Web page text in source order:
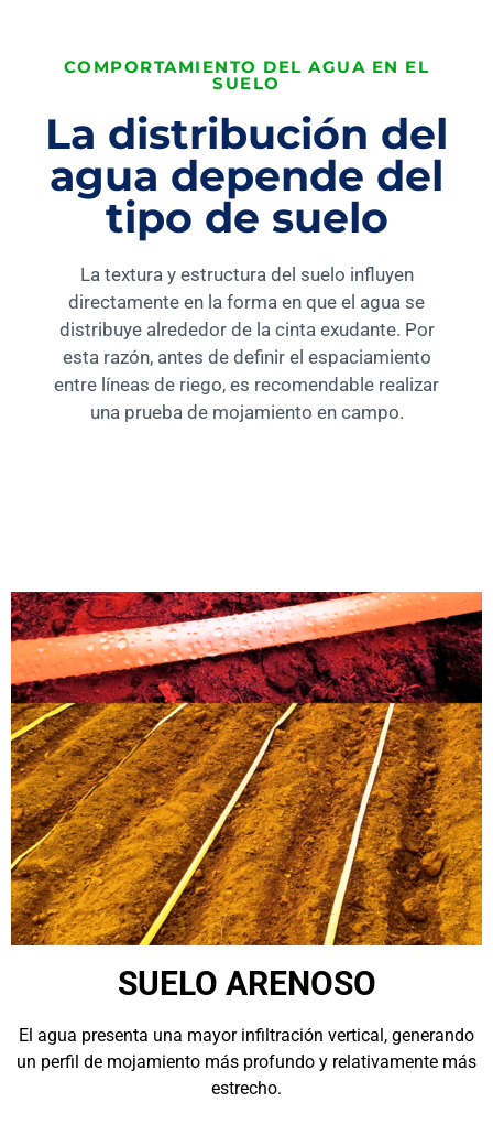
COMPORTAMIENTO DEL AGUA EN EL
SUELO
La distribución del
agua depende del
tipo de suelo
La textura y estructura del suelo influyen
directamente en la forma en que el agua se
distribuye alrededor de la cinta exudante. Por
esta razón, antes de definir el espaciamiento
entre líneas de riego, es recomendable realizar
una prueba de mojamiento en campo.
SUELO ARENOSO
El agua presenta una mayor infiltración vertical, generando
un perfil de mojamiento más profundo y relativamente más
estrecho.